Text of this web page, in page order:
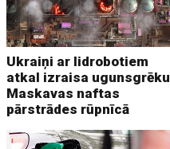
Ukraiņi ar lidrobotiem
atkal izraisa ugunsgrēku
Maskavas naftas
pārstrādes rūpnīcā